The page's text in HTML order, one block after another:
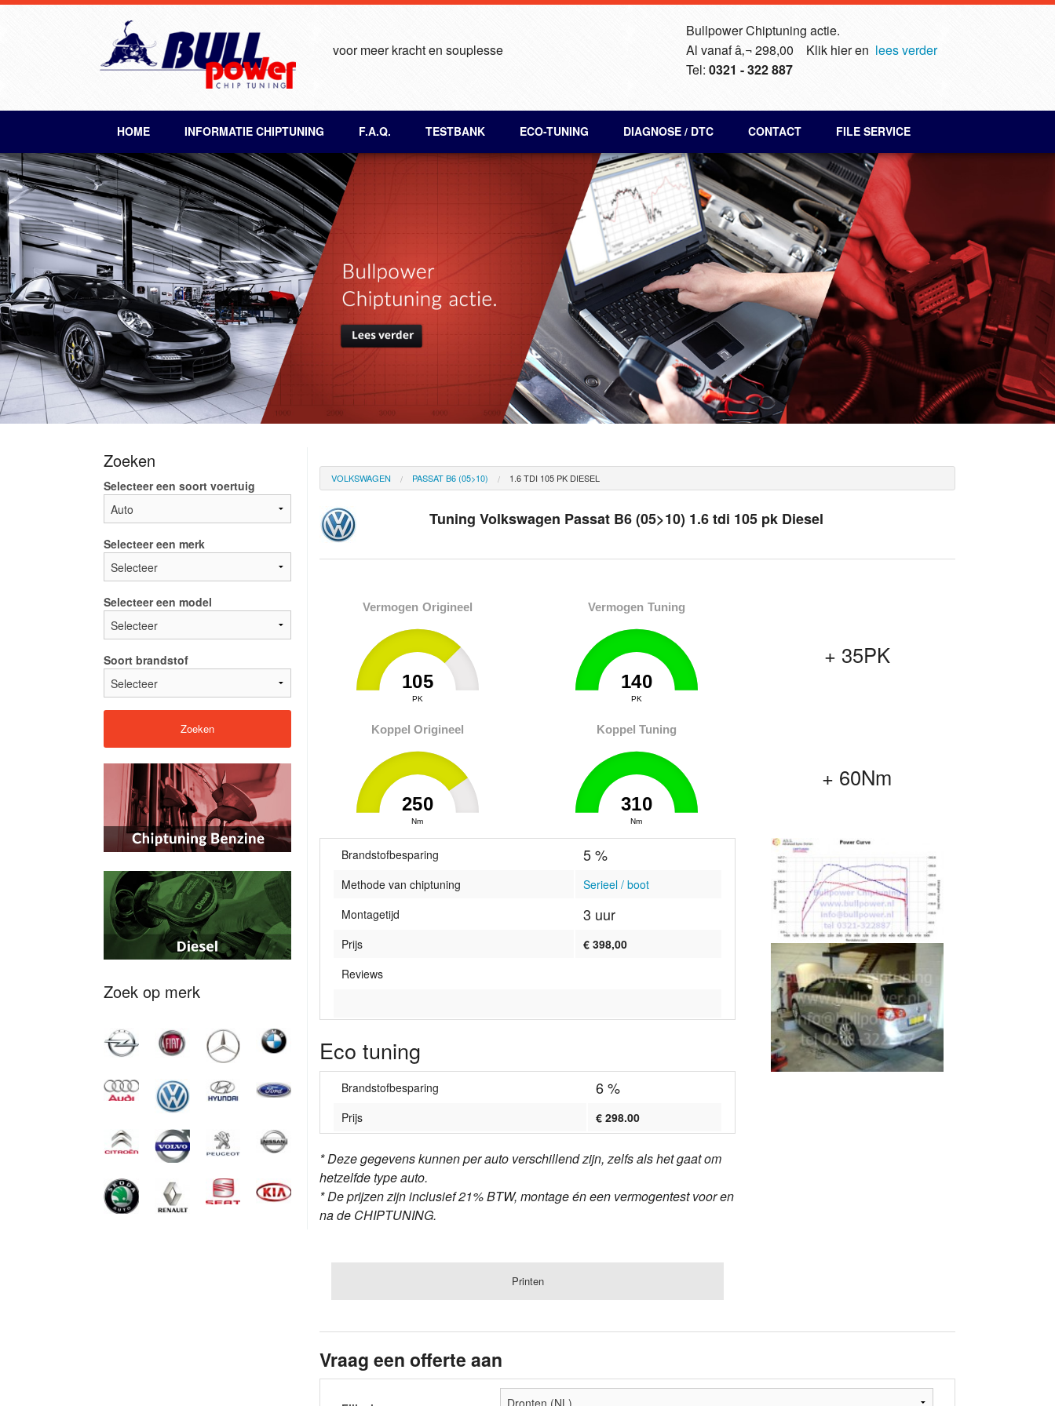
voor meer kracht en souplesse
Bullpower Chiptuning actie.
Al vanaf â‚¬ 298,00 Klik hier en lees verder
Tel: 0321 - 322 887
HOME INFORMATIE CHIPTUNING F.A.Q. TESTBANK ECO-TUNING DIAGNOSE / DTC CONTACT FILE SERVICE
Zoeken
Selecteer een soort voertuig
Selecteer een merk
Selecteer een model
Soort brandstof
Zoek op merk
VOLKSWAGEN PASSAT B6 (05>10) 1.6 TDI 105 PK DIESEL
Tuning Volkswagen Passat B6 (05>10) 1.6 tdi 105 pk Diesel
Vermogen Origineel
105
PK
Vermogen Tuning
140
PK
+ 35PK
Koppel Origineel
250
Nm
Koppel Tuning
310
Nm
+ 60Nm
Brandstofbesparing 5 %
Methode van chiptuning
Serieel / boot
Montagetijd
3 uur
Prijs
€ 398,00
Reviews
Eco tuning
Brandstofbesparing 6 %
Prijs € 298.00
* Deze gegevens kunnen per auto verschillend zijn, zelfs als het gaat om
hetzelfde type auto.
* De prijzen zijn inclusief 21% BTW, montage én een vermogentest voor en
na de CHIPTUNING.
Printen
Vraag een offerte aan